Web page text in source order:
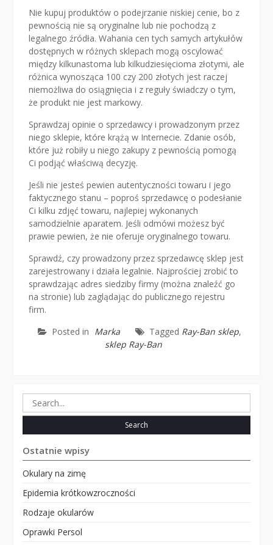
Nie kupuj produktów o podejrzanie niskiej cenie, bo z
pewnością nie są oryginalne lub nie pochodzą z
legalnego źródła. Wahania cen tych samych artykułów
dostępnych w różnych sklepach mogą oscylować
między kilkunastoma lub kilkudziesięcioma złotymi, ale
różnica wynosząca 100 czy 200 złotych jest raczej
niemożliwa do osiągnięcia i z reguły świadczy o tym,
że produkt nie jest markowy.
Sprawdzaj opinie o sprzedawcy i prowadzonym przez
niego sklepie, które krążą w Internecie. Zdanie osób,
które już robiły u niego zakupy z pewnością pomogą
Ci podjąć właściwą decyzję.
Jeśli nie jesteś pewien autentyczności towaru i jego
faktycznego stanu – poproś sprzedawcę o podesłanie
Ci kilku zdjęć towaru, najlepiej wykonanych
samodzielnie aparatem. Jeśli odmówi możesz być
prawie pewien, że nie oferuje oryginalnego towaru.
Sprawdź, czy prowadzony przez sprzedawcę sklep jest
zarejestrowany i działa legalnie. Najprościej zrobić to
sprawdzając adres siedziby firmy (można znaleźć go
na stronie) lub zaglądając do publicznego rejestru
firm.
Posted in Marka Tagged Ray-Ban sklep,
sklep Ray-Ban
Search
for:
Ostatnie wpisy
Okulary na zimę
Epidemia krótkowzroczności
Rodzaje okularów
Oprawki Persol